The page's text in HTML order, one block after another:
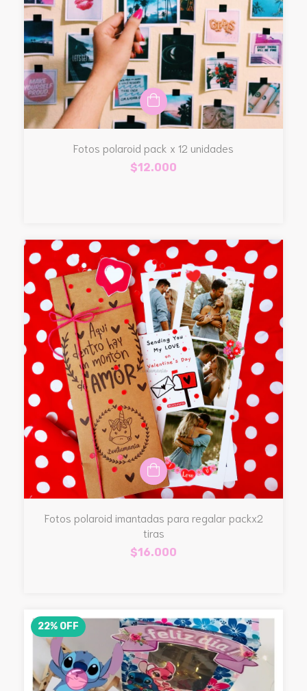
Fotos polaroid pack x 12 unidades
$12.000
Fotos polaroid imantadas para regalar packx2
tiras
$16.000
22% OFF